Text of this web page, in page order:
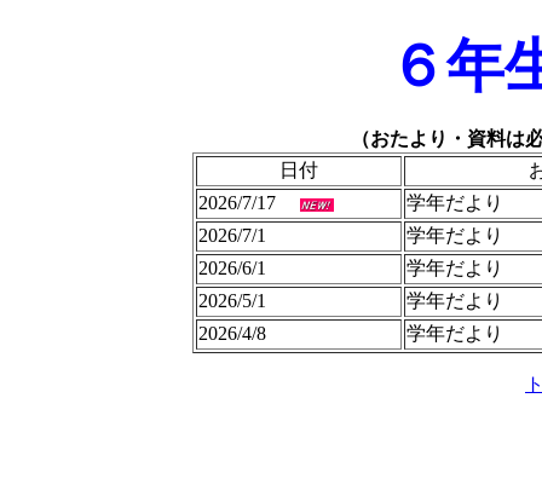
６年
（おたより・資料は
日付
2026/7/17
学年だより
2026/7/1
学年だより
2026/6/1
学年だより
2026/5/1
学年だより
2026/4/8
学年だより